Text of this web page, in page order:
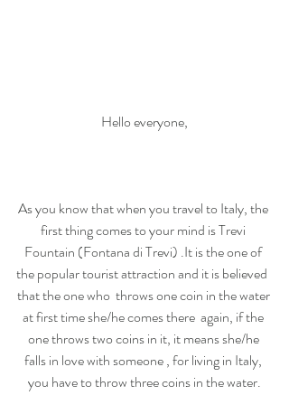
Hello everyone,
As you know that when you travel to Italy, the
first thing comes to your mind is Trevi
Fountain (Fontana di Trevi) .It is the one of
the popular tourist attraction and it is believed
that the one who  throws one coin in the water
at first time she/he comes there  again, if the
one throws two coins in it, it means she/he
falls in love with someone , for living in Italy,
you have to throw three coins in the water.